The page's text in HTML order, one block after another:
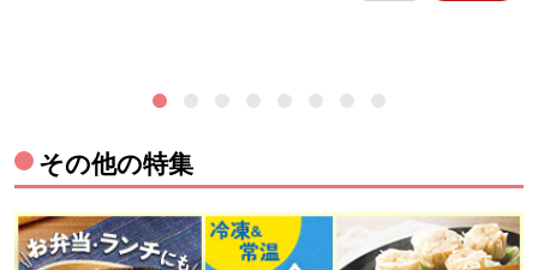
その他の特集